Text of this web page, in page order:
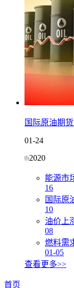
国际原油期
01-24
2020
能源市
16
国际原
10
油价上
08
燃料需
01-05
查看更多>>
首页